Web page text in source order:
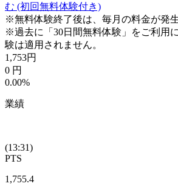
む (初回無料体験付き)
※無料体験終了後は、毎月の料金が発生
※過去に「30日間無料体験」をご利用
験は適用されません。
1,753円
0 円
0.00%
業績
(13:31)
PTS
1,755.4